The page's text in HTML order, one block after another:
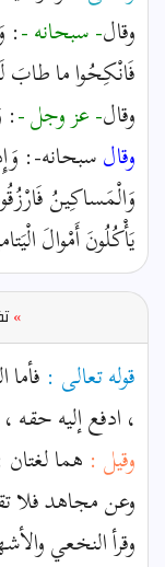
وقال- سبحانه -:
فَانْكِحُوا ما
وقال- عز وجل -:
وقالسبحانه-:
وَالْمَساكِينُ
يَأْكُلُونَ أَمْوالَ
»
قوله تعالى :
، ادفع إليه
وقيل : هما
وعن مجاهد فلا
وقرأ النخعي